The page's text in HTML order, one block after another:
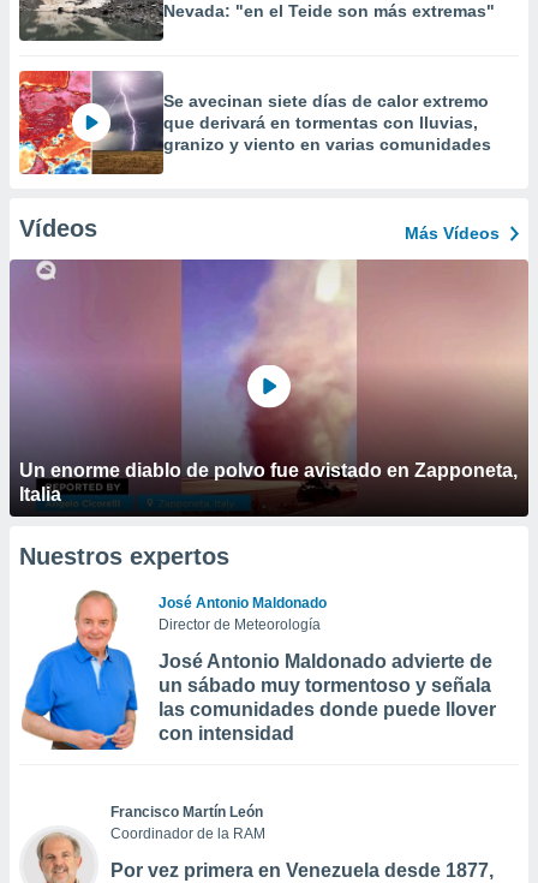
Nevada: "en el Teide son más extremas"
Se avecinan siete días de calor extremo
que derivará en tormentas con lluvias,
granizo y viento en varias comunidades
Vídeos Más Vídeos
Un enorme diablo de polvo fue avistado en Zapponeta,
Italia
Nuestros expertos
José Antonio Maldonado
Director de Meteorología
José Antonio Maldonado advierte de
un sábado muy tormentoso y señala
las comunidades donde puede llover
con intensidad
Francisco Martín León
Coordinador de la RAM
Por vez primera en Venezuela desde 1877,